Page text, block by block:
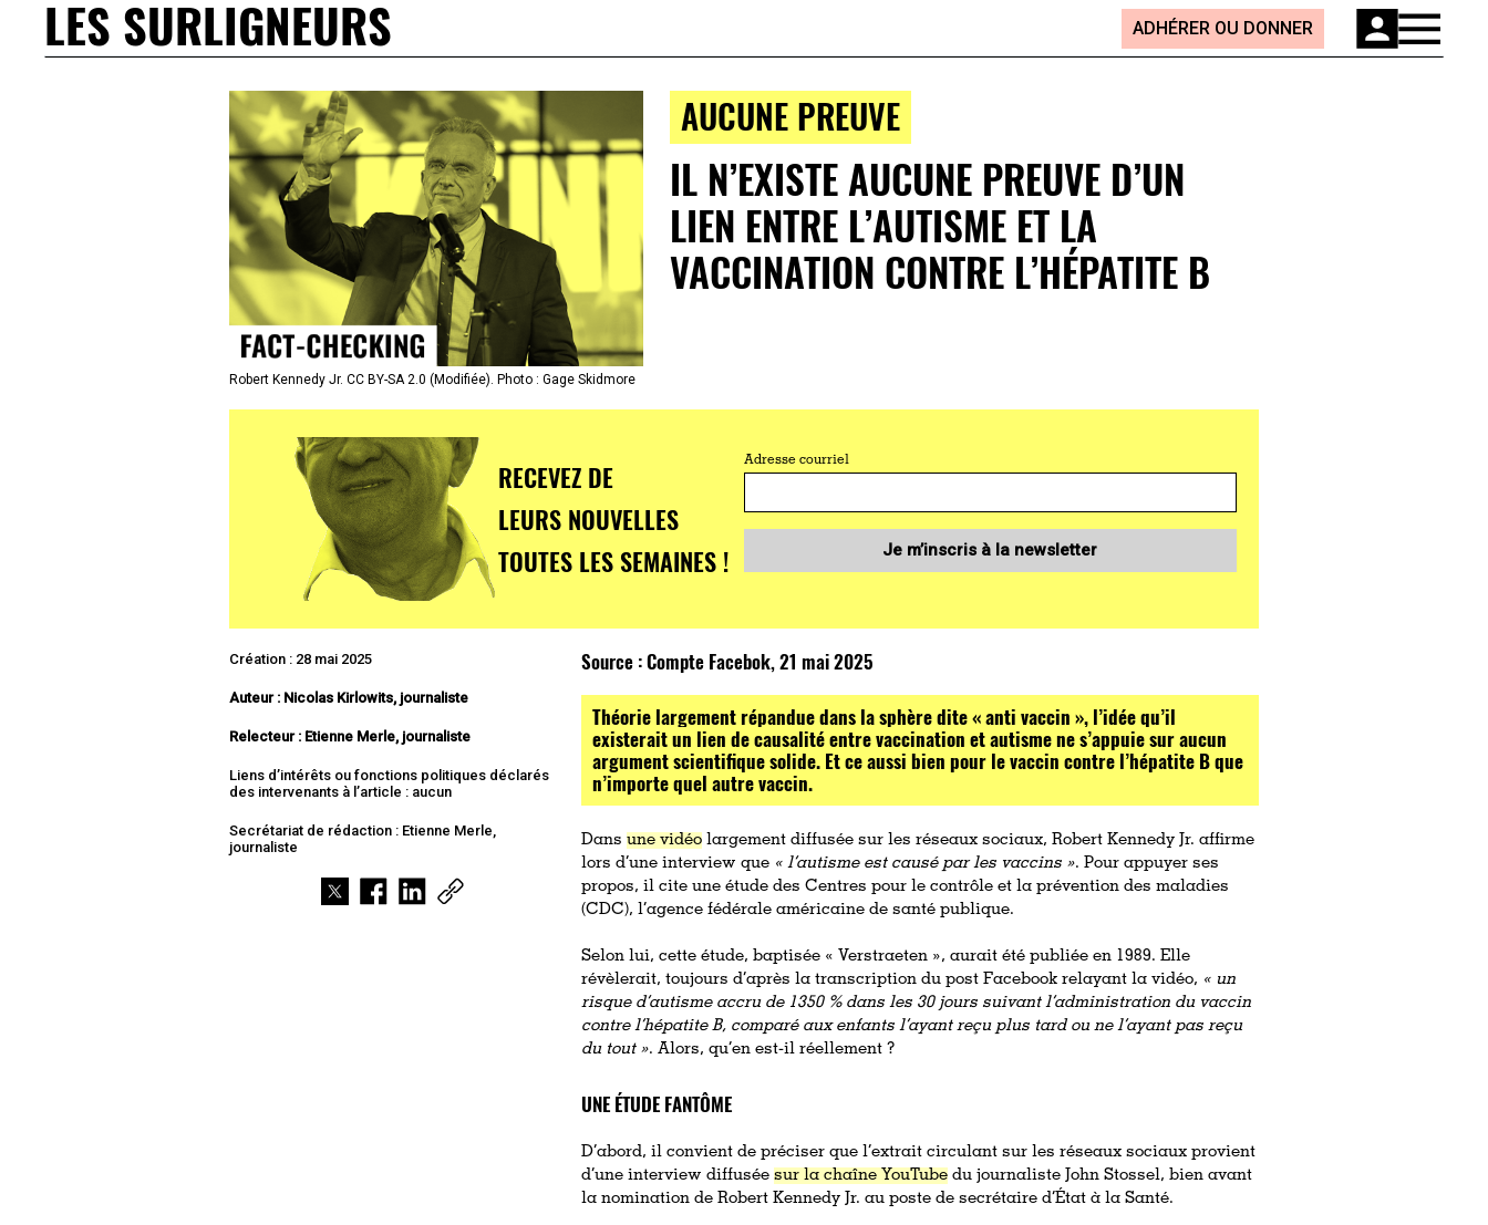
LES SURLIGNEURS ADHÉRER OU DONNER
Robert Kennedy Jr. CC BY-SA 2.0 (Modifiée). Photo : Gage Skidmore
AUCUNE PREUVE
IL N’EXISTE AUCUNE PREUVE D’UN
LIEN ENTRE L’AUTISME ET LA
VACCINATION CONTRE L’HÉPATITE B
RECEVEZ DE
LEURS NOUVELLES
TOUTES LES SEMAINES !
Adresse courriel
Je m’inscris à la newsletter
Création : 28 mai 2025
Auteur : Nicolas Kirlowits, journaliste
Relecteur : Etienne Merle, journaliste
Liens d’intérêts ou fonctions politiques déclarés
des intervenants à l’article : aucun
Secrétariat de rédaction : Etienne Merle,
journaliste
Source :Compte Facebok, 21 mai 2025
Théorie largement répandue dans la sphère dite « anti vaccin », l’idée qu’il
existerait un lien de causalité entre vaccination et autisme ne s’appuie sur aucun
argument scientifique solide. Et ce aussi bien pour le vaccin contre l’hépatite B que
n’importe quel autre vaccin.
Dansune vidéo largement diffusée sur les réseaux sociaux, Robert Kennedy Jr. affirme
lors d’une interview que « l’autisme est causé par les vaccins ». Pour appuyer ses
propos, il cite une étude des Centres pour le contrôle et la prévention des maladies
(CDC), l’agence fédérale américaine de santé publique.
Selon lui, cette étude, baptisée « Verstraeten », aurait été publiée en 1989. Elle
révèlerait, toujours d’après la transcription du post Facebook relayant la vidéo, « un
risque d’autisme accru de 1350 % dans les 30 jours suivant l’administration du vaccin
contre l’hépatite B, comparé aux enfants l’ayant reçu plus tard ou ne l’ayant pas reçu
du tout ». Alors, qu’en est-il réellement ?
UNE ÉTUDE FANTÔME
D’abord, il convient de préciser que l’extrait circulant sur les réseaux sociaux provient
d’une interview diffuséesur la chaîne YouTube du journaliste John Stossel, bien avant
la nomination de Robert Kennedy Jr. au poste de secrétaire d’État à la Santé.